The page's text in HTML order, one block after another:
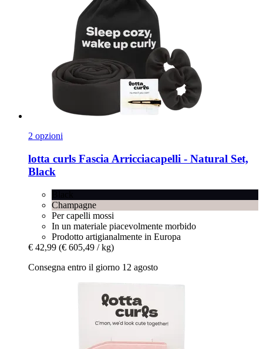
2 opzioni
lotta curls Fascia Arricciacapelli -​ Natural Set,
Black
Champagne
Per capelli mossi
In un materiale piacevolmente morbido
Prodotto artigianalmente in Europa
€ 42,99 (€ 605,49 / kg)
Consegna entro il giorno 12 agosto